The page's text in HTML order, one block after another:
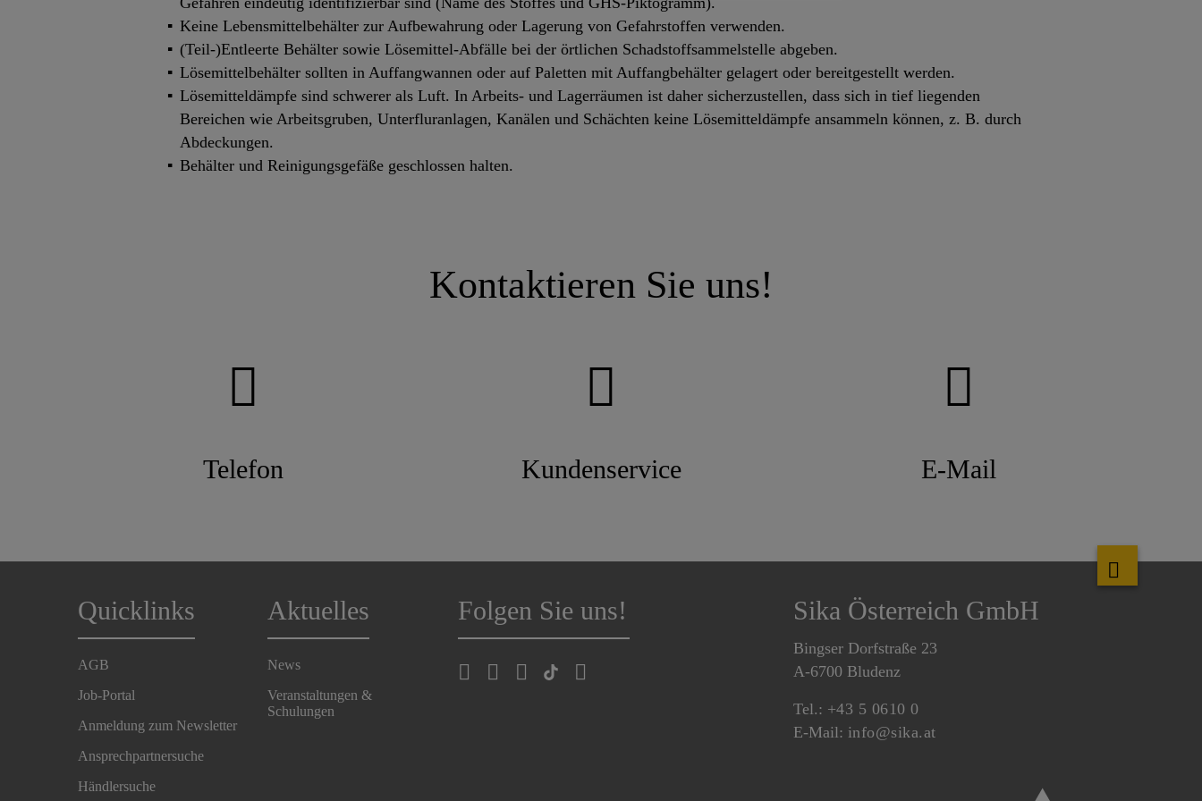
Keine Lebensmittelbehälter zur Aufbewahrung oder Lagerung von Gefahrstoffen verwenden.
(Teil-)Entleerte Behälter sowie Lösemittel-Abfälle bei der örtlichen Schadstoffsammelstelle abgeben.
Lösemittelbehälter sollten in Auffangwannen oder auf Paletten mit Auffangbehälter gelagert oder bereitgestellt werden.
Lösemitteldämpfe sind schwerer als Luft. In Arbeits- und Lagerräumen ist daher sicherzustellen, dass sich in tief liegenden
Bereichen wie Arbeitsgruben, Unterfluranlagen, Kanälen und Schächten keine Lösemitteldämpfe ansammeln können, z. B. durch
Abdeckungen.
Behälter und Reinigungsgefäße geschlossen halten.
Kontaktieren Sie uns!
Telefon Kundenservice E-Mail
Quicklinks
AGB
Job-Portal
Anmeldung zum Newsletter
Ansprechpartnersuche
Händlersuche
Aktuelles
News
Veranstaltungen &
Schulungen
Folgen Sie uns! Sika Österreich GmbH
Bingser Dorfstraße 23
A-6700 Bludenz
Tel.: +43 5 0610 0
E-Mail: info@sika.at